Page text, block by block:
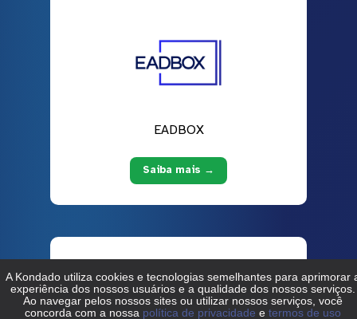
EADBOX
Saiba mais →